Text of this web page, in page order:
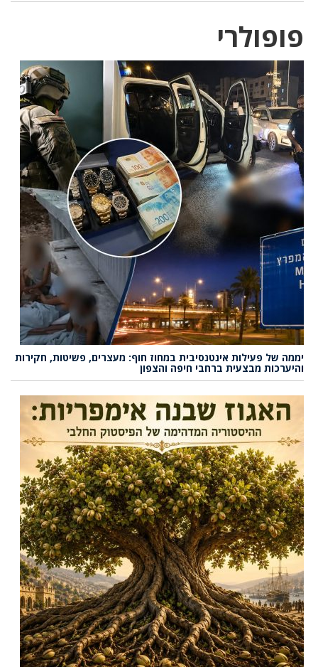
פופולרי
יממה של פעילות אינטנסיבית במחוז חוף: מעצרים, פשיטות, חקירות
והיערכות מבצעית ברחבי חיפה והצפון